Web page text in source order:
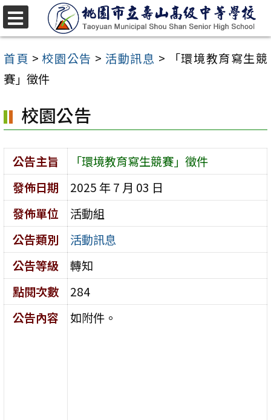
跳
至
主
要
容
區
首頁 >校園公告 > 活動訊息 >
「環境教育寫生競
賽」徵件
校園公告
公告主旨
「環境教育寫生競賽」徵件
發佈日期
2025 年 7 月 03 日
發佈單位
活動組
公告類別
活動訊息
公告等級
轉知
點閱次數
284
公告內容
如附件。
選
單